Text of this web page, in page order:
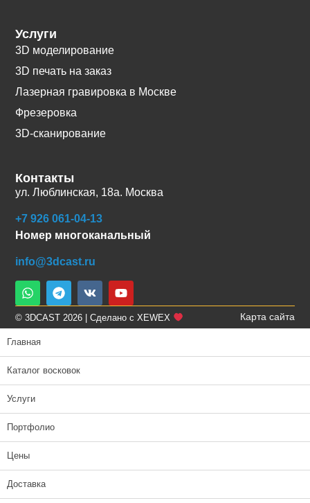
Услуги
3D моделирование
3D печать на заказ
Лазерная гравировка в Москве
Фрезеровка
3D-сканирование
Контакты
ул. Люблинская, 18а. Москва
+7 926 061-04-13
Номер многоканальный
info@3dcast.ru
© 3DCAST 2026 | Сделано с XEWEX Карта сайта
Главная
Каталог восковок
Услуги
Портфолио
Цены
Доставка